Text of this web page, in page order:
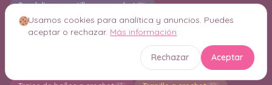
Sandalias, zapatillas en crochet 31
Servilletas en Crochet 6 Shorts en Crochet 1
Sin categoría 384 Sombreros en Crochet
Toallas en crochet 6
Toreras en Crochet 6
Usamos cookies para analítica y anuncios. Puedes
aceptar o rechazar. Más información
Rechazar Aceptar